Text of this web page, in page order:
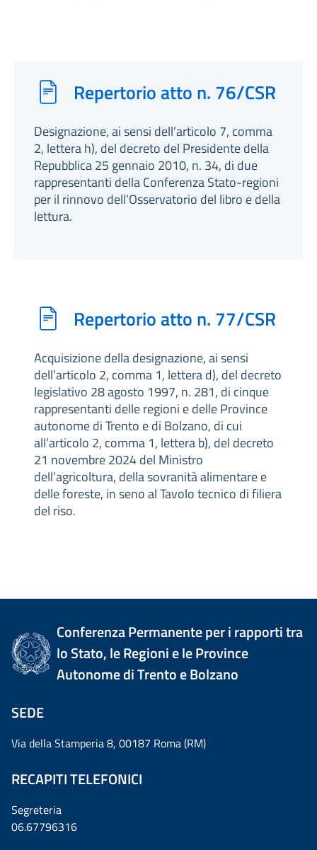
Repertorio atto n. 76/CSR
Designazione, ai sensi dell’articolo 7, comma
2, lettera h), del decreto del Presidente della
Repubblica 25 gennaio 2010, n. 34, di due
rappresentanti della Conferenza Stato-regioni
per il rinnovo dell’Osservatorio del libro e della
lettura.
Repertorio atto n. 77/CSR
Acquisizione della designazione, ai sensi
dell’articolo 2, comma 1, lettera d), del decreto
legislativo 28 agosto 1997, n. 281, di cinque
rappresentanti delle regioni e delle Province
autonome di Trento e di Bolzano, di cui
all’articolo 2, comma 1, lettera b), del decreto
21 novembre 2024 del Ministro
dell’agricoltura, della sovranità alimentare e
delle foreste, in seno al Tavolo tecnico di filiera
del riso.
Conferenza Permanente per i rapporti tra
lo Stato, le Regioni e le Province
Autonome di Trento e Bolzano
SEDE
Via della Stamperia 8, 00187 Roma (RM)
RECAPITI TELEFONICI
Segreteria
06.67796316